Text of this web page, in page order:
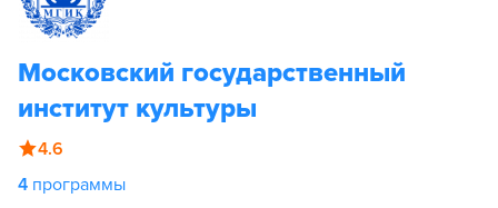
Московский государственный
институт культуры
4.6
4 программы